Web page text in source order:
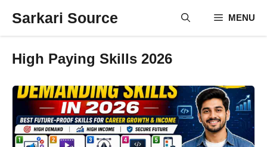
Sarkari Source MENU
High Paying Skills 2026